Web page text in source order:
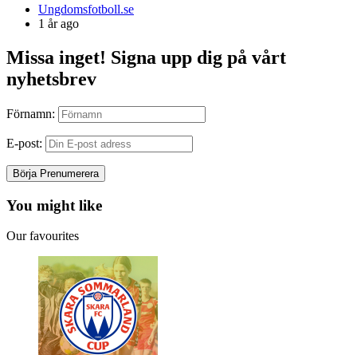
Posted
by
Ungdomsfotboll.se
1 år ago
Missa inget! Signa upp dig på vårt
nyhetsbrev
Förnamn:
E-post:
You might like
Our favourites